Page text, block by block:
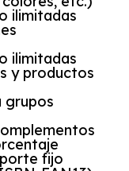
ilimitadas
ilimitadas
y productos
grupos
fijo